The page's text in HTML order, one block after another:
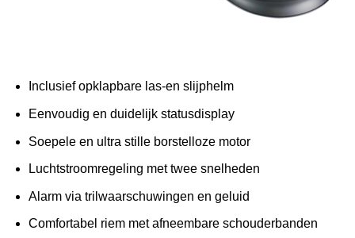
Inclusief opklapbare las-en slijphelm
Eenvoudig en duidelijk statusdisplay
Soepele en ultra stille borstelloze motor
Luchtstroomregeling met twee snelheden
Alarm via trilwaarschuwingen en geluid
Comfortabel riem met afneembare schouderbanden